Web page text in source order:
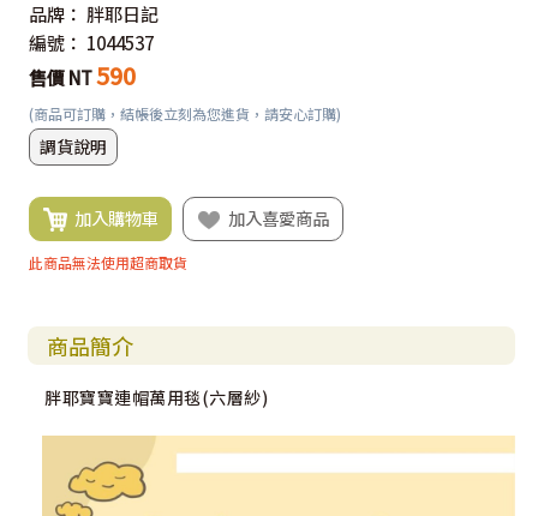
品牌： 胖耶日記
編號： 1044537
售價 NT590
(商品可訂購，結帳後立刻為您進貨，請安心訂購)
調貨說明
加入購物車 加入喜愛商品
此商品無法使用超商取貨
商品簡介
胖耶寶寶連帽萬用毯(六層紗)